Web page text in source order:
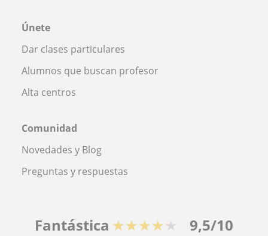
Únete
Dar clases particulares
Alumnos que buscan profesor
Alta centros
Comunidad
Novedades y Blog
Preguntas y respuestas
Fantástica ★★★★★ 9,5/10